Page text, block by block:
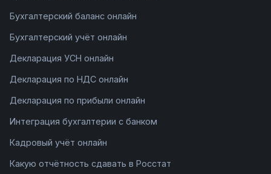
Бухгалтерский баланс онлайн
Бухгалтерский учёт онлайн
Декларация УСН онлайн
Декларация по НДС онлайн
Декларация по прибыли онлайн
Интеграция бухгалтерии с банком
Кадровый учёт онлайн
Какую отчётность сдавать в Росстат